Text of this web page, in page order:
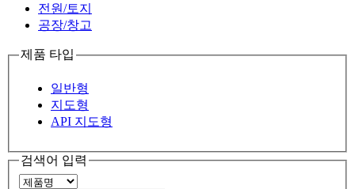
전원/토지
공장/창고
제품 타입
일반형
지도형
API 지도형
검색어 입력